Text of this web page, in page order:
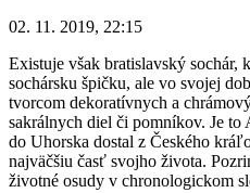
02. 11. 2019, 22:15
Existuje však bratislavský sochár,
sochársku špičku, ale vo svojej
tvorcom dekoratívnych a
sakrálnych diel či pomníkov. Je
do Uhorska dostal z Českého
najväčšiu časť svojho života.
životné osudy v chronologickom